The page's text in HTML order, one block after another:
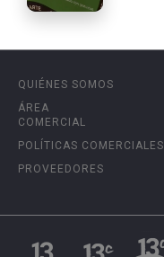
QUIÉNES SOMOS
ÁREA
COMERCIAL
POLÍTICAS COMERCIALES
PROVEEDORES